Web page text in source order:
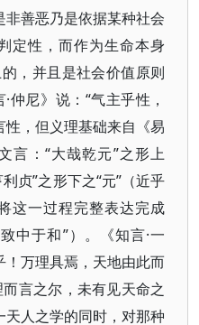
非善恶乃是依据某种社会
定性，而作为生命本身
，并且是社会价值原则
仲尼》说：“气主乎性，
性，但义理基础来自《易
言：“大哉乾元”之形上
贞”之形下之“元”（近乎
这一过程完整表达完成
中于和”）。《知言·一
！万理具焉，天地由此而
言之尔，未有见天命之
天人之学的同时，对那种